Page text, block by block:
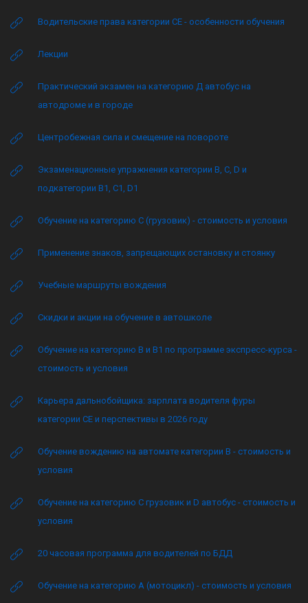
Водительские права категории CE - особенности обучения
Лекции
Практический экзамен на категорию Д автобус на
автодроме и в городе
Центробежная сила и смещение на повороте
Экзаменационные упражнения категории B, C, D и
подкатегории B1, C1, D1
Обучение на категорию C (грузовик) - стоимость и условия
Применение знаков, запрещающих остановку и стоянку
Учебные маршруты вождения
Скидки и акции на обучение в автошколе
Обучение на категорию B и B1 по программе экспресс-курса -
стоимость и условия
Карьера дальнобойщика: зарплата водителя фуры
категории CE и перспективы в 2026 году
Обучение вождению на автомате категории B - стоимость и
условия
Обучение на категорию C грузовик и D автобус - стоимость и
условия
20 часовая программа для водителей по БДД
Обучение на категорию А (мотоцикл) - стоимость и условия